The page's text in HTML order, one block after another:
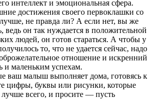
интеллект и эмоциональная сфера.
достижения своего первоклашки со
не правда ли? А если нет, вы же
ведь он так нуждается в положительной
людей, он готов стараться. А чтобы у
то, что не удается сейчас, надо
отношение и искренний
и маленьким успехам.
ваш малыш выполняет дома, готовясь к
цифры, буквы или рисунки, которые
всего, и просите — пусть